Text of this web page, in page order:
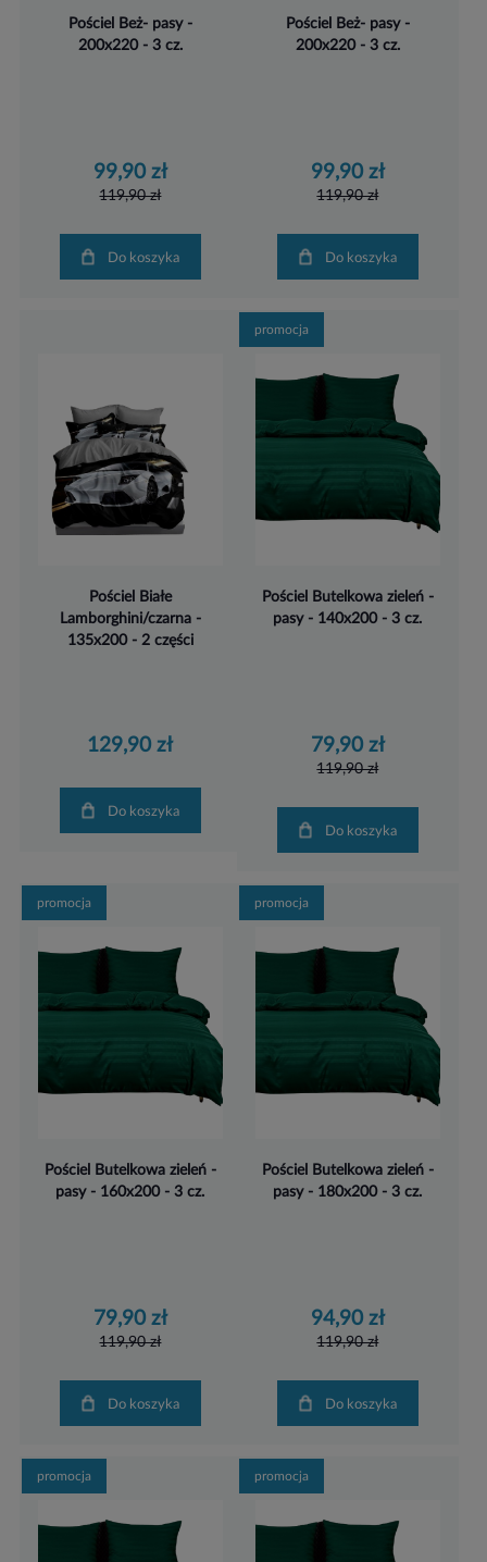
Pościel Beż- pasy -
200x220 - 3 cz.
99,90 zł
119,90 zł
Do koszyka
Pościel Beż- pasy -
200x220 - 3 cz.
99,90 zł
119,90 zł
Do koszyka
Pościel Białe
Lamborghini/czarna -
135x200 - 2 części
129,90 zł
Do koszyka
Pościel Butelkowa zieleń -
pasy - 140x200 - 3 cz.
79,90 zł
119,90 zł
Do koszyka
promocja
Pościel Butelkowa zieleń -
pasy - 160x200 - 3 cz.
79,90 zł
119,90 zł
Do koszyka
promocja
Pościel Butelkowa zieleń -
pasy - 180x200 - 3 cz.
94,90 zł
119,90 zł
Do koszyka
promocja
promocja promocja